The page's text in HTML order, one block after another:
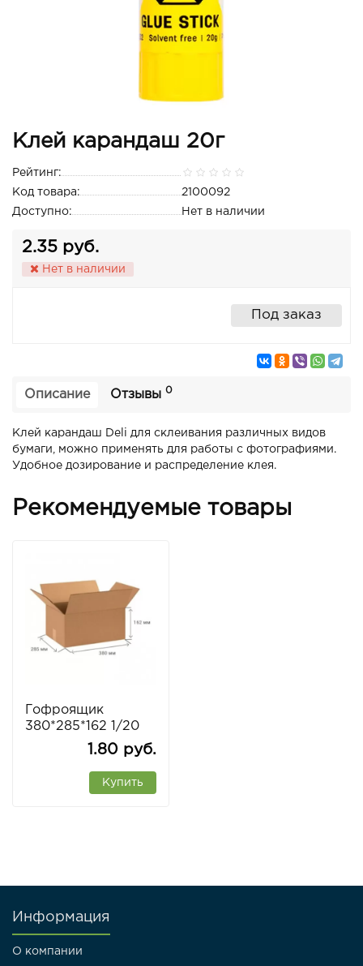
Клей карандаш 20г
Рейтинг:
Код товара:
2100092
Доступно:
Нет в наличии
2.35 руб.
Нет в наличии
Под заказ
Описание Отзывы 0
Клей карандаш Deli для склеивания различных видов
бумаги, можно применять для работы с фотографиями.
Удобное дозирование и распределение клея.
Рекомендуемые товары
Гофроящик
380*285*162 1/20
1.80 руб.
Купить
Информация
О компании